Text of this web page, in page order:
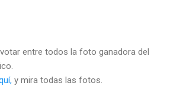
entre todos la foto ganadora del
y mira todas las fotos.